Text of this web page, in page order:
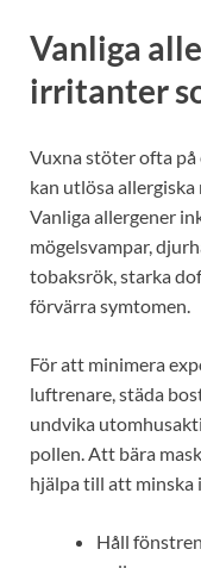
Vanliga
irritanter
Vuxna stöter ofta
kan utlösa
Vanliga allergener
mögelsvampar,
tobaksrök, starka
förvärra symtomen.
För att minimera
luftrenare, städa
undvika
pollen. Att bära
hjälpa till att minska
Håll